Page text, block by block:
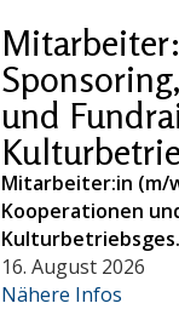
und
Mitarbeiter:in (m/
Kooperationen
16. August 2026
Nähere Infos